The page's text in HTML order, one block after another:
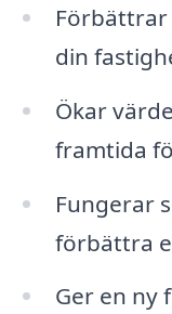
din
Ökar
framtida
Fungerar
förbättra
Ger en ny